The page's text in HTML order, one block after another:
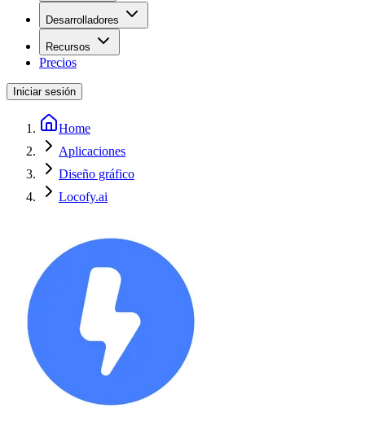
Desarrolladores
Recursos
Precios
Iniciar sesión
Home
Aplicaciones
Diseño gráfico
Locofy.ai